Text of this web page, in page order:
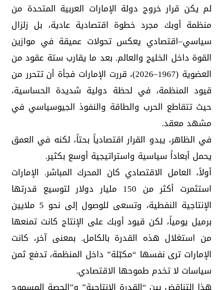
لم يكن قرار خروج دولة الإمارات العربية المتحدة من
منظمة أوبك مجرد خطوة اقتصادية عادية، بل زلزال
سياسي–اقتصادي يعكس تحولات عميقة في موازين
القوة داخل الخليج والعالم. بعد ما يقارب ستة عقود من
العضوية (1967–2026)، قررت الإمارات فجأة أن تتحرر من
قيود المنظمة، في لحظة دولية شديدة الحساسية،
حيث تتقاطع الحرب والطاقة والنفوذ الجيوسياسي في
مشهد معقد.
في الظاهر، يبدو القرار اقتصادياً بحتاً، لكنه في العمق
يحمل أبعاداً سياسية واستراتيجية أوسع بكثير.
أولاً، العامل الاقتصادي كان المحرك المباشر. الإمارات
استثمرت أكثر من 150 مليار دولار لتوسيع قدرتها
الإنتاجية النفطية، وتسعى للوصول إلى نحو 5 ملايين
برميل يومياً، لكن قيود أوبك على الإنتاج كانت تمنعها
من استغلال هذه القدرة بالكامل. بمعنى آخر، كانت
الإمارات ترى نفسها “مكبّلة” داخل المنظمة، تدفع ثمن
سياسات لا تخدم طموحها الاقتصادي.